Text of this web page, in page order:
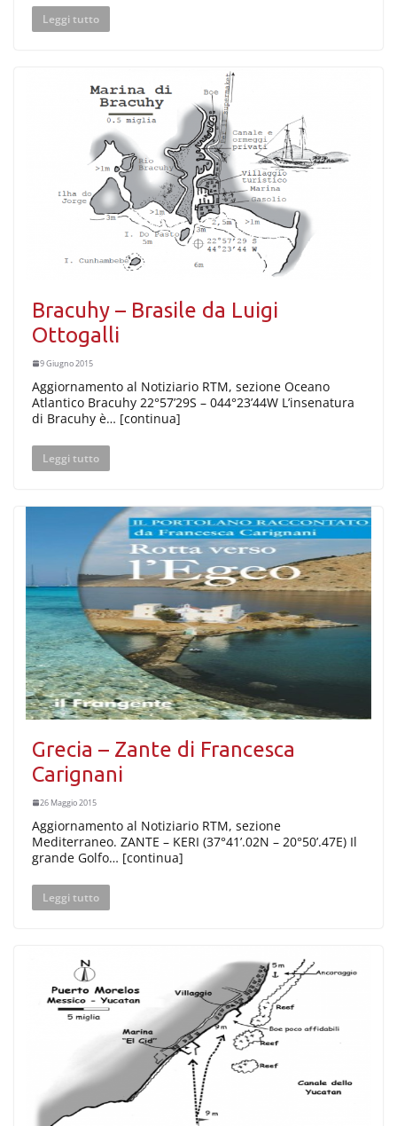
Leggi tutto
Bracuhy – Brasile da Luigi
Ottogalli
9 Giugno 2015
Aggiornamento al Notiziario RTM, sezione Oceano
Atlantico Bracuhy 22°57’29S – 044°23’44W L’insenatura
di Bracuhy è… [continua]
Leggi tutto
Grecia – Zante di Francesca
Carignani
26 Maggio 2015
Aggiornamento al Notiziario RTM, sezione
Mediterraneo. ZANTE – KERI (37°41’.02N – 20°50’.47E) Il
grande Golfo… [continua]
Leggi tutto